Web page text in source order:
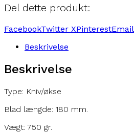
Del dette produkt:
FacebookTwitter XPinterestEmail
Beskrivelse
Beskrivelse
Type: Kniv/økse
Blad længde: 180 mm.
Vægt: 750 gr.